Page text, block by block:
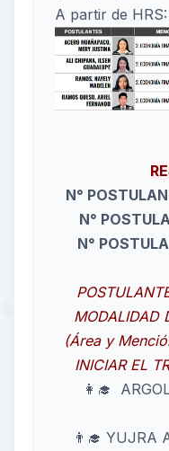
A partir de
N°
N°
N°
MODALIDAD
(Área y
INICIAR EL
👩‍🎓
👨‍🎓 YUJRA